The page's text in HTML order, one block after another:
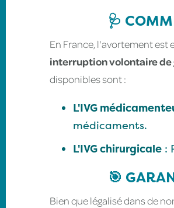
🩺
En France, l'avortement est
interruption volontaire de
disponibles sont :
L'IVG
médicaments.
L'IVG chirurgicale:
🎯
Bien que légalisé dans de